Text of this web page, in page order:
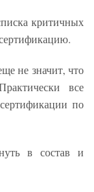
критичных
не значит, что
все
по
в состав и